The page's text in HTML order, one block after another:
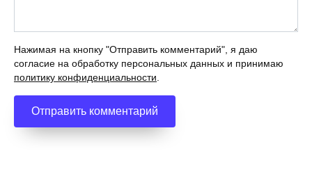
Нажимая на кнопку "Отправить комментарий", я даю
согласие на обработку персональных данных и принимаю
политику конфиденциальности.